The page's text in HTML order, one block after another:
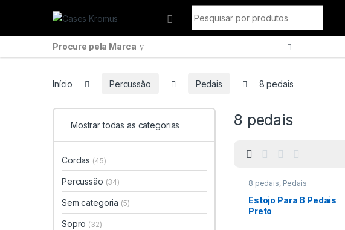
Procure pela Marca Cordas
Início Percussão Pedais 8 pedais
8 pedais
8 pedais, Pedais
Estojo Para 8 Pedais
Preto
Mostrar todas as categorias
Cordas (45)
Percussão (34)
Sem categoria (5)
Sopro (32)